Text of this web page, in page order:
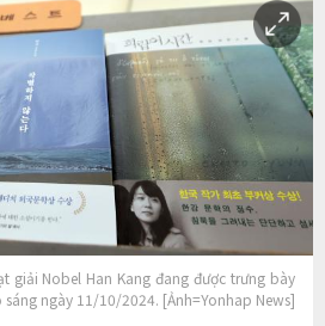
giải Nobel Han Kang đang được trưng bày
ngày 11/10/2024. [Ảnh=Yonhap News]